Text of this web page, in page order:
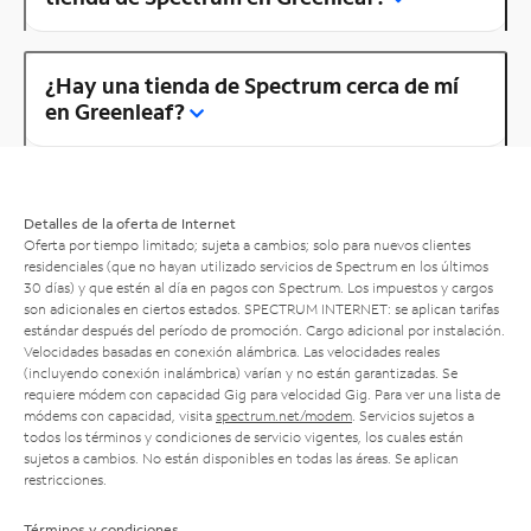
¿Hay una tienda de Spectrum cerca de mí
en Greenleaf?
Detalles de la oferta de Internet
Oferta por tiempo limitado; sujeta a cambios; solo para nuevos clientes
residenciales (que no hayan utilizado servicios de Spectrum en los últimos
30 días) y que estén al día en pagos con Spectrum. Los impuestos y cargos
son adicionales en ciertos estados. SPECTRUM INTERNET: se aplican tarifas
estándar después del período de promoción. Cargo adicional por instalación.
Velocidades basadas en conexión alámbrica. Las velocidades reales
(incluyendo conexión inalámbrica) varían y no están garantizadas. Se
requiere módem con capacidad Gig para velocidad Gig. Para ver una lista de
módems con capacidad, visita spectrum.net/modem . Servicios sujetos a
todos los términos y condiciones de servicio vigentes, los cuales están
sujetos a cambios. No están disponibles en todas las áreas. Se aplican
restricciones.